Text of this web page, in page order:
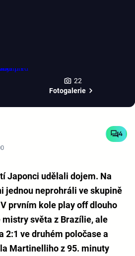
22
Fotogalerie
4
Japonci udělali dojem. Na
jednou neprohráli ve skupině
prvním kole play off dlouho
světa z Brazílie, ale
2:1 ve druhém poločase a
Martinelliho z 95. minuty